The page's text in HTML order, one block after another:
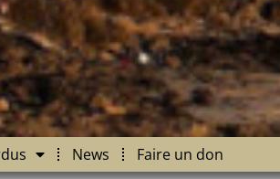
News Faire un don